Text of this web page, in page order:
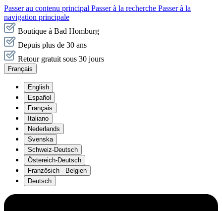
Passer au contenu principal Passer à la recherche Passer à la
navigation principale
Boutique à Bad Homburg
Depuis plus de 30 ans
Retour gratuit sous 30 jours
Français
English
Español
Français
Italiano
Nederlands
Svenska
Schweiz-Deutsch
Östereich-Deutsch
Französich - Belgien
Deutsch